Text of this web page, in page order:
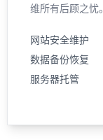
维所有后顾之忧。
网站安全维护
数据备份恢复
服务器托管